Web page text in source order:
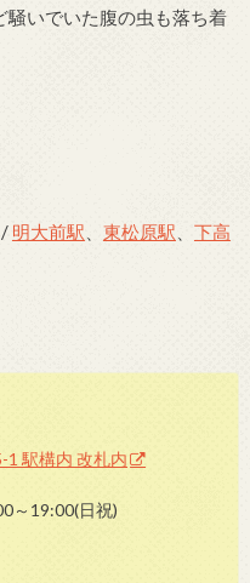
騒いでいた腹の虫も落ち着
明大前駅 東松原駅
下高
1 駅構内 改札内
～19:00(日祝)